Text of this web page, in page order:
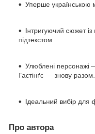
Уперше українською
Інтригуючий сюжет
підтекстом.
Улюблені персонажі
Гастінґс — знову разом.
Ідеальний вибір для
Про автора